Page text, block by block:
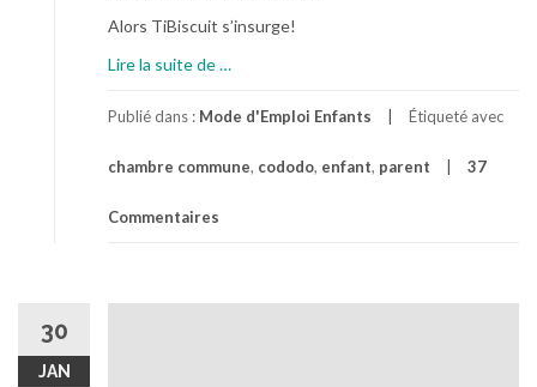
Alors TiBiscuit s’insurge!
Lire la suite de
r
p
n
…
Publié dans : Mode d'Emploi Enfants Étiqueté avec
chambre commune, cododo, enfant, parent 37
Commentaires
30
JAN